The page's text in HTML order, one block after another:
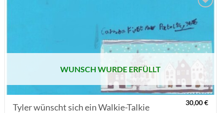
MERKLISTE
SETZEN
WUNSCH WURDE ERFÜLLT
Tyler wünscht sich ein Walkie-Talkie 30,00€